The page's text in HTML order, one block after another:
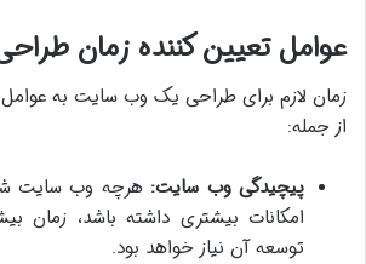
عوامل تعیین کننده زمان
زمان لازم برای طراحی یک وب سایت به
از جمله:
پیچیدگی وب سایت: هرچه وب سایت
امکانات بیشتری داشته باشد، زمان
توسعه آن نیاز خواهد بود.